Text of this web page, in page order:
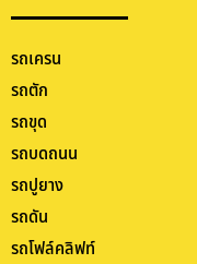
รถเครน
รถตัก
รถขุด
รถบดถนน
รถปูยาง
รถดัน
รถโฟล์คลิฟท์